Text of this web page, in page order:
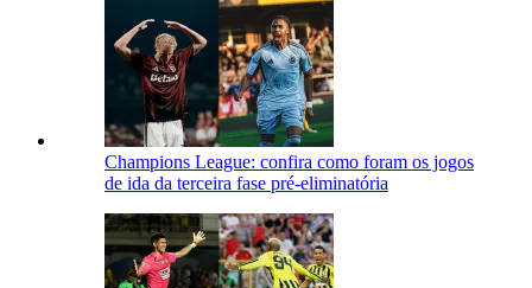
Champions League: confira como foram os jogos
de ida da terceira fase pré-eliminatória